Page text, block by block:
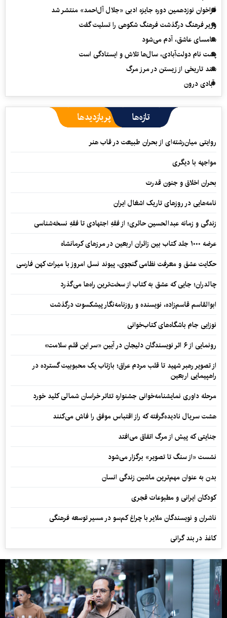
فراخوان نوزدهمین دوره جایزه ادبی «جلال آل‌احمد» منتشر شد
وزیر فرهنگ درگذشت فرهنگ شکوهی را تسلیت گفت
سامسای عاشق، آدم می‌شود
پشت نام دولت‌آبادی، سال‌ها تلاش و ایستادگی است
سند تاریخی از زیستن در مرز مرگ
آبادی درون
تازه‌ها پربازدیدها
روایتی میان‌رشته‌ای از بحران طبیعت در قاب هنر
مواجهه با دیگری
بحران اخلاق و جنون قدرت
نامه‌هایی در روزهای تاریک اشغال ایران
زندگی و زمانه عبدالحسین حائری؛ از فقهِ اجتهادی تا فقهِ نسخه‌شناسی
عرضه ۱۰۰۰ جلد کتاب بین زائران اربعین در مرزهای کرمانشاه
حکایت عشق و معرفت نظامی گنجوی، پیوند نسل امروز با میراث کهن فارسی
چالدران؛ جایی که عشق به کتاب از سخت‌ترین راه‌ها می‌گذرد
ابوالقاسم قاسم‌زاده، نویسنده و روزنامه‌نگار پیشکسوت درگذشت
نوزایی جام باشگاه‌های کتاب‌خوانی
رونمایی از ۶ اثر نویسندگان دلیجان در آیین «سر این قلم سلامت»
از تصویر رهبر شهید تا قلب مردم عراق؛ بازتاب یک محبوبیت گسترده در
راهپیمایی اربعین
مرحله داوری نمایشنامه‌خوانی جشنواره تئاتر خراسان شمالی کلید خورد
هشت سریال نادیده‌گرفته که راز اقتباس موفق را فاش می‌کنند
جنایتی که پیش از مرگ اتفاق می‌افتد
نشست «از سنگ تا تصویر» برگزار می‌شود
بدن به عنوان مهم‌ترین ماشین زندگی انسان
کودکان ایرانی و مطبوعات قجری
ناشران و نویسندگان ملایر با چراغ کم‌سو در مسیر توسعه فرهنگی
کاغذ در بند گرانی